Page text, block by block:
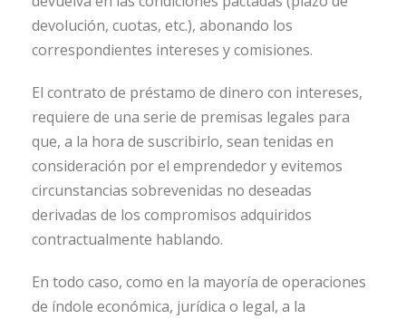
devolución, cuotas, etc.), abonando los
correspondientes intereses y comisiones.
El contrato de préstamo de dinero con intereses,
requiere de una serie de premisas legales para
que, a la hora de suscribirlo, sean tenidas en
consideración por el emprendedor y evitemos
circunstancias sobrevenidas no deseadas
derivadas de los compromisos adquiridos
contractualmente hablando.
En todo caso, como en la mayoría de operaciones
de índole económica, jurídica o legal, a la